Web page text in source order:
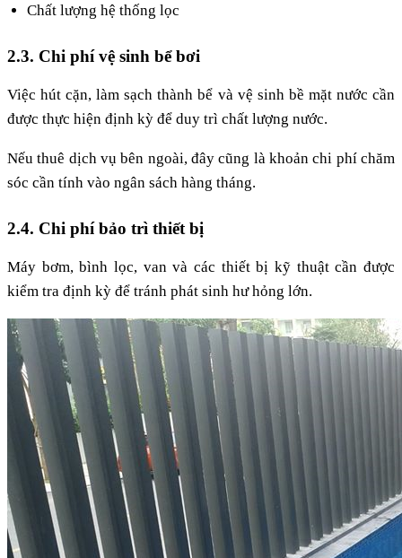
Chất lượng hệ thống lọc
2.3. Chi phí vệ sinh bể bơi
Việc hút cặn, làm sạch thành bể và vệ sinh bề mặt nước cần
được thực hiện định kỳ để duy trì chất lượng nước.
Nếu thuê dịch vụ bên ngoài, đây cũng là khoản chi phí chăm
sóc cần tính vào ngân sách hàng tháng.
2.4. Chi phí bảo trì thiết bị
Máy bơm, bình lọc, van và các thiết bị kỹ thuật cần được
kiểm tra định kỳ để tránh phát sinh hư hỏng lớn.